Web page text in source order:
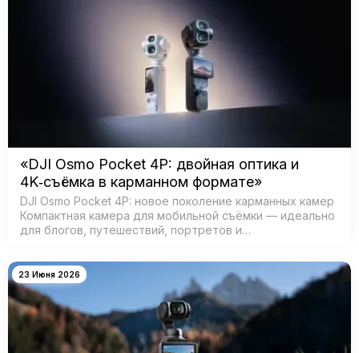
«DJI Osmo Pocket 4P: двойная оптика и
4K‑съёмка в карманном формате»
DJI Osmo Pocket 4P: новое поколение карманных камер
Компактная камера для мобильной съёмки — идеально
для блогов, путешествий, портретов и
двойная система камер: ш…
23 Июня 2026